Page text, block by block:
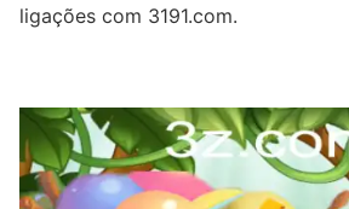
ligações com 3191.com.